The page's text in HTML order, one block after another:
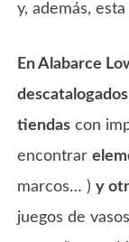
y, además,
En Alabarce
tiendas con
encontrar
marcos… )y
juegos de